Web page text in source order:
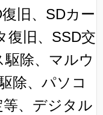
旧、SDカー
復旧、SSD交
除、マルウ
除、パソコ
等、デジタル